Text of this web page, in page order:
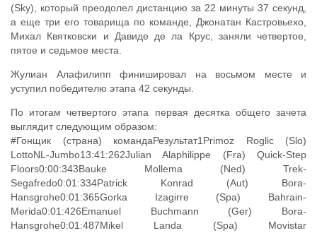
(Sky), который преодолел дистанцию за 22 минуты 37 секунд,
а еще три его товарища по команде, Джонатан Кастровьехо,
Михал Квятковски и Давиде де ла Крус, заняли четвертое,
пятое и седьмое места.
Жулиан Алафилипп финишировал на восьмом месте и
уступил победителю этапа 42 секунды.
По итогам четвертого этапа первая десятка общего зачета
выглядит следующим образом:
#Гонщик (страна) командаРезультат1Primoz Roglic (Slo)
LottoNL-Jumbo13:41:262Julian Alaphilippe (Fra) Quick-Step
Floors0:00:343Bauke Mollema (Ned) Trek-
Segafredo0:01:334Patrick Konrad (Aut) Bora-
Hansgrohe0:01:365Gorka Izagirre (Spa) Bahrain-
Merida0:01:426Emanuel Buchmann (Ger) Bora-
Hansgrohe0:01:487Mikel Landa (Spa) Movistar